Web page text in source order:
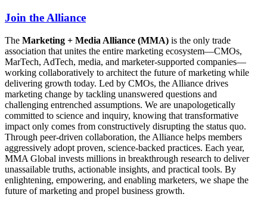
Join the Alliance
The Marketing + Media Alliance (MMA) is the only trade
association that unites the entire marketing ecosystem—CMOs,
MarTech, AdTech, media, and marketer-supported companies—
working collaboratively to architect the future of marketing while
delivering growth today. Led by CMOs, the Alliance drives
marketing change by tackling unanswered questions and
challenging entrenched assumptions. We are unapologetically
committed to science and inquiry, knowing that transformative
impact only comes from constructively disrupting the status quo.
Through peer-driven collaboration, the Alliance helps members
aggressively adopt proven, science-backed practices. Each year,
MMA Global invests millions in breakthrough research to deliver
unassailable truths, actionable insights, and practical tools. By
enlightening, empowering, and enabling marketers, we shape the
future of marketing and propel business growth.